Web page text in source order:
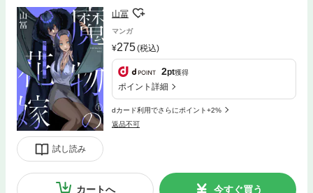
試し読み
山冨
マンガ
275(税込)
2pt獲得
ポイント詳細
dカード利用でさらにポイント+2%
返品不可
カートへ 今すぐ買う